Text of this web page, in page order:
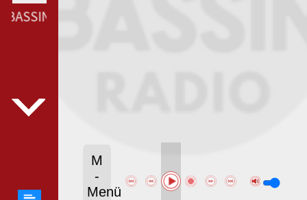
BASSIN --- RADIO VIVRE LE BASSIN ---
M
-
Menü